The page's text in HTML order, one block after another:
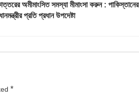
অমীমাংসিত সমস্যা মীমাংসা করুন : পাকিস্তানের
প্রতি প্রধান উপদেষ্টা
*